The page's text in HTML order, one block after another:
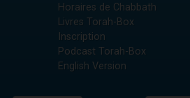
Horaires de Chabbath
Livres Torah-Box
Inscription
Podcast Torah-Box
English Version